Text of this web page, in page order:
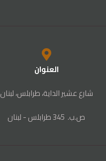
العنوان
شارع عشير الداية، طرابلس، لبنان
ص‭.‬ب. ‬345‭ ‬ طرابلس‭ - ‬لبنان